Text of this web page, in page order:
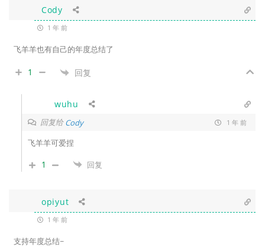
Cody
1 年 前
飞羊羊也有自己的年度总结了
1 回复
wuhu
回复给Cody 1 年 前
飞羊羊可爱捏
1 回复
opiyut
1 年 前
支持年度总结~